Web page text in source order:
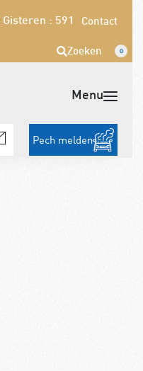
Gisteren : 591 Contact
Zoeken 0
Pech melden